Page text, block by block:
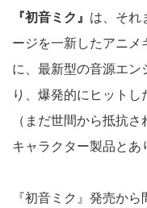
『初音ミク』 は、それ
ージを一新したアニメ
に、最新型の音源エン
り、爆発的にヒットし
（まだ世間から抵抗
キャラクター製品とあ
『初音ミク』発売か